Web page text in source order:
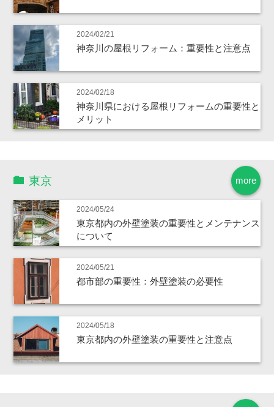
2024/02/21
神奈川の屋根リフォーム：重要性と注意点
2024/02/18
神奈川県における屋根リフォームの重要性と
メリット
more
東京
2024/05/24
東京都内の外壁塗装の重要性とメンテナンス
について
2024/05/21
都市部の重要性：外壁塗装の必要性
2024/05/18
東京都内の外壁塗装の重要性と注意点